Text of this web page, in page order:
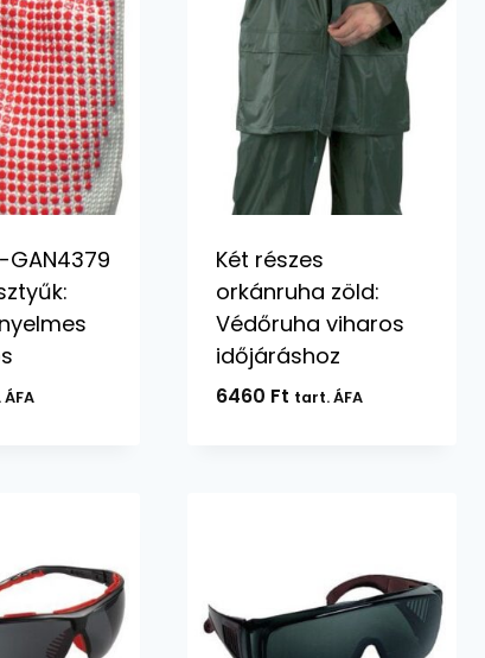
GAN4379
Két részes
orkánruha zöld:
Védőruha viharos
időjáráshoz
6460 Ft tart. ÁFA